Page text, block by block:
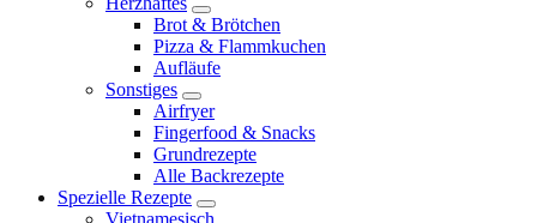
expand
child
menu
Brot & Brötchen
Pizza & Flammkuchen
Aufläufe
Sonstiges
expand
child
menu
Airfryer
Fingerfood & Snacks
Grundrezepte
Alle Backrezepte
Spezielle Rezepte
expand